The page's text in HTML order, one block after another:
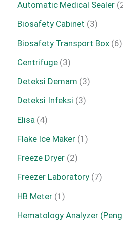
Automatic Medical Sealer
Biosafety Cabinet 3
Biosafety Transport Box 6
Centrifuge 3
Deteksi Demam 3
Deteksi Infeksi 3
Elisa 4
Flake Ice Maker 1
Freeze Dryer 2
Freezer Laboratory 7
HB Meter 1
Hematology Analyzer